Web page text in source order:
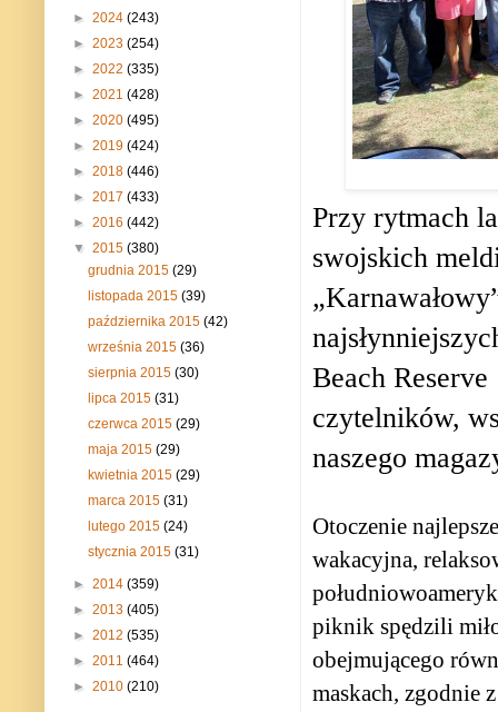
Przy rytmach
swojskich
Beach Reserve
czytelników,
naszego
Otoczenie
wakacyjna,
piknik spędzili
obejmującego
maskach, zgodnie
► 2024 (243)
► 2023 (254)
► 2022 (335)
► 2021 (428)
► 2020 (495)
► 2019 (424)
► 2018 (446)
► 2017 (433)
► 2016 (442)
▼ 2015 (380)
grudnia 2015(29)
listopada 2015(39)
października 2015(42)
września 2015(36)
sierpnia 2015(30)
lipca 2015(31)
czerwca 2015(29)
maja 2015(29)
kwietnia 2015(29)
marca 2015(31)
lutego 2015(24)
stycznia 2015(31)
► 2014 (359)
► 2013 (405)
► 2012 (535)
► 2011 (464)
► 2010 (210)